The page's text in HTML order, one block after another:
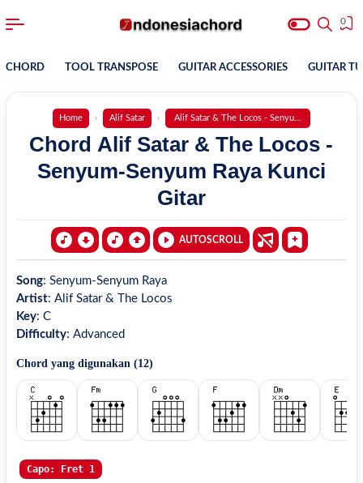
0
CHORD TOOL TRANSPOSE GUITAR ACCESSORIES GUITAR
Home Alif Satar Alif Satar & The Locos - Senyum-Senyum Raya
Chord Alif Satar & The Locos -
Senyum-Senyum Raya Kunci
Gitar
AUTOSCROLL
Song: Senyum-Senyum Raya
Artist: Alif Satar & The Locos
Key: C
Difficulty: Advanced
Chord yang digunakan (12)
Capo: Fret 1